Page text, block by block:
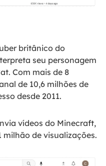
britânico do
seu personagem
Com mais de 8
de 10,6 milhões de
desde 2011.
vídeos do Minecraft,
de visualizações.